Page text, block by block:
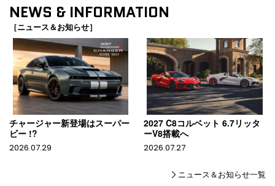
NEWS & INFORMATION
［ニュース＆お知らせ］
チャージャー新登場はスーパー
ビー !?
2026.07.29
2027 C8コルベット 6.7リッタ
ーV8搭載へ
2026.07.27
ニュース＆お知らせ一覧